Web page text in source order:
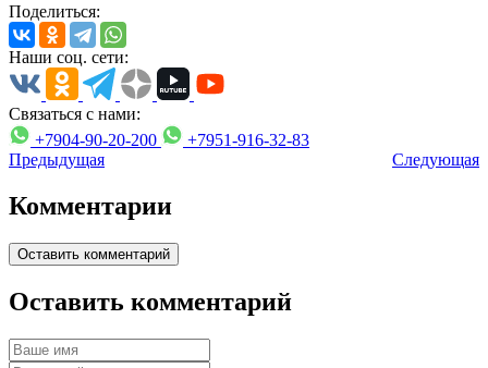
Поделиться:
Наши соц. сети:
Связаться с нами:
+7904-90-20-200
+7951-916-32-83
Предыдущая
Следующая
Комментарии
Оставить комментарий
Оставить комментарий